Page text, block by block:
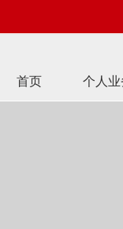
首页 个人业